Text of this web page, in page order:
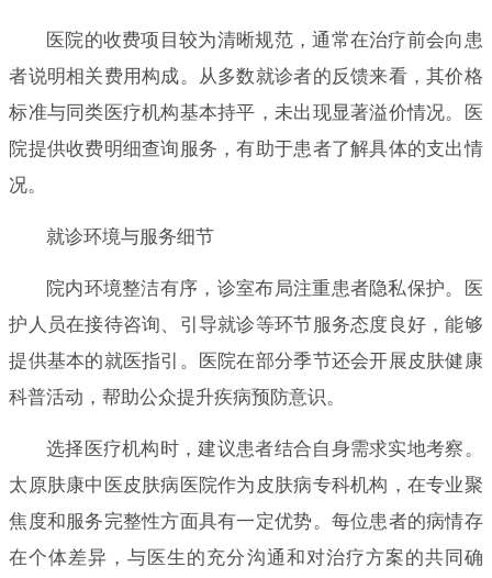
医院的收费项目较为清晰规范，通常在治疗前会向患
者说明相关费用构成。从多数就诊者的反馈来看，其价格
标准与同类医疗机构基本持平，未出现显著溢价情况。医
院提供收费明细查询服务，有助于患者了解具体的支出情
况。
就诊环境与服务细节
院内环境整洁有序，诊室布局注重患者隐私保护。医
护人员在接待咨询、引导就诊等环节服务态度良好，能够
提供基本的就医指引。医院在部分季节还会开展皮肤健康
科普活动，帮助公众提升疾病预防意识。
选择医疗机构时，建议患者结合自身需求实地考察。
太原肤康中医皮肤病医院作为皮肤病专科机构，在专业聚
焦度和服务完整性方面具有一定优势。每位患者的病情存
在个体差异，与医生的充分沟通和对治疗方案的共同确